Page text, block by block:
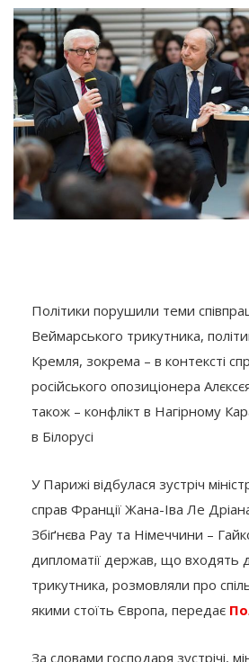
Політики порушили теми
Веймарського трикутника,
Кремля, зокрема – в контексті
російського опозиціонера
також – конфлікт в Нагірному
в Білорусі
У Парижі відбулася зустріч
справ Франції Жана-Іва Ле
Збіґнєва Рау та Німеччини –
дипломатії держав, що входять
трикутника, розмовляли про
якими стоїть Європа, передає
За словами господаря зустрічі,